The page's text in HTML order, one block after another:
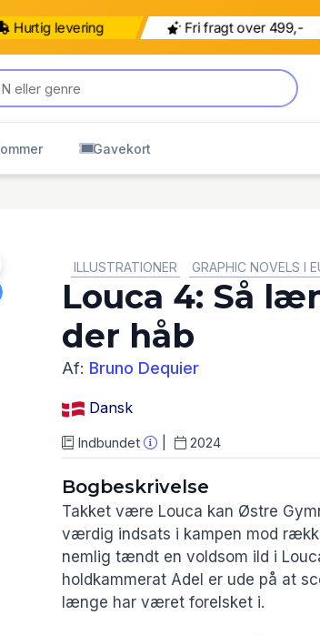
Hurtig levering Fri fragt over 499,-
Gavekort
ILLUSTRATIONER
GRAPHIC NOVELS I
Louca 4: Så
der håb
Af: Bruno Dequier
Dansk
Indbundet 2024
Bogbeskrivelse
Takket være Louca kan Østre
værdig indsats i kampen mod
nemlig tændt en voldsom ild i
holdkammerat Adel er ude på at
længe har været forelsket i.